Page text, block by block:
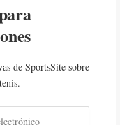
de SportsSite sobre